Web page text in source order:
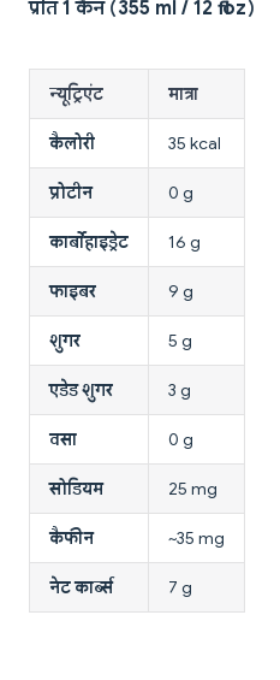
प्रति 1 कैन (355 ml / 12 fl oz)
न्यूट्रिएंट मात्रा
कैलोरी 35 kcal
प्रोटीन 0 g
कार्बोहाइड्रेट 16 g
फाइबर 9 g
शुगर 5 g
एडेड शुगर 3 g
वसा 0 g
सोडियम 25 mg
कैफीन ~35 mg
नेट कार्ब्स 7 g